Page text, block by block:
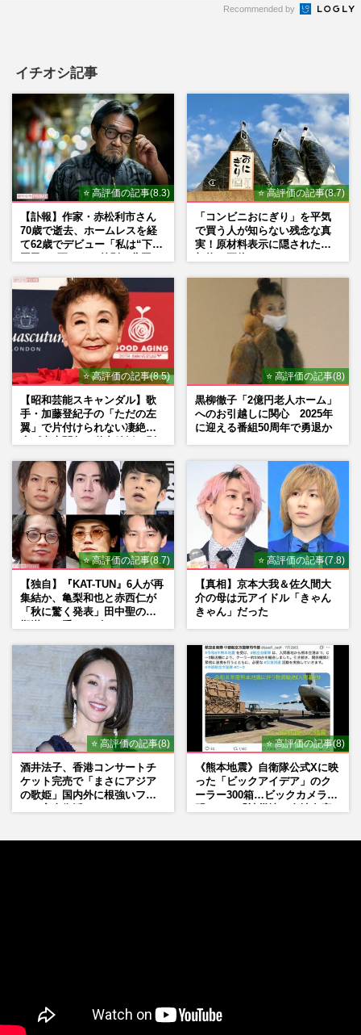
Recommended by
イチオシ記事
⭐ 高評価の記事(8.3)
【訃報】作家・赤松利市さん
70歳で逝去、ホームレスを経
て62歳でデビュー「私は“下級
⭐ 高評価の記事(8.7)
「コンビニおにぎり」を平気
で買う人が知らない残念な真
実！原材料表示に隠された添
⭐ 高評価の記事(8.5)
【昭和芸能スキャンダル】歌
手・加藤登紀子の「ただの左
翼」で片付けられない凄絶半
⭐ 高評価の記事(8)
黒柳徹子「2億円老人ホーム」
へのお引越しに関心 2025年
に迎える番組50周年で勇退か
⭐ 高評価の記事(8.7)
【独自】『KAT-TUN』6人が再
集結か、亀梨和也と赤西仁が
「秋に驚く発表」田中聖の刑
⭐ 高評価の記事(7.8)
【真相】京本大我＆佐久間大
介の母は元アイドル「きゃん
きゃん」だった
⭐ 高評価の記事(8)
酒井法子、香港コンサートチ
ケット完売で「まさにアジア
の歌姫」国内外に根強いファ
⭐ 高評価の記事(8)
《熊本地震》自衛隊公式Xに映
った「ビックアイデア」のク
ーラー300箱…ビックカメラが